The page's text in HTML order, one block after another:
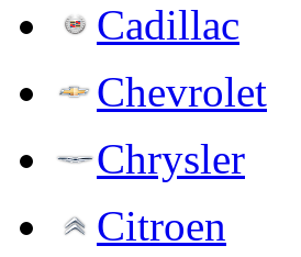
Cadillac
Chevrolet
Chrysler
Citroen